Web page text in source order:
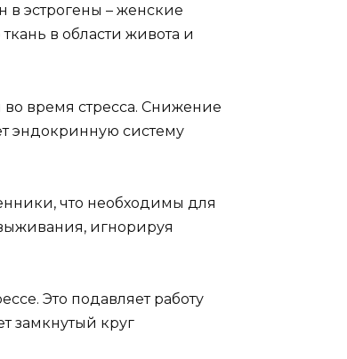
в эстрогены – женские
в области живота и
во время стресса. Снижение
эндокринную систему
что необходимы для
игнорируя
Это подавляет работу
замкнутый круг